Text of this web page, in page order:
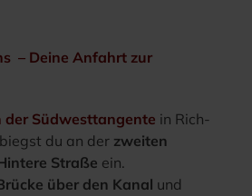
– Dei­ne Anfahrt zur
der Süd­west­tan­gen­te in Rich­
du an der zwei­ten
Stra­ße ein.
über den Kanal und